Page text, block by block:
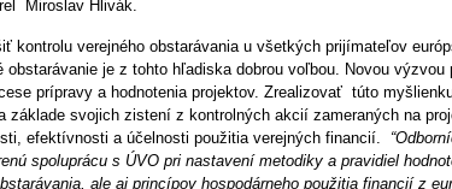
Miroslav Hlivák.
kontrolu verejného obstarávania u všetkých prijímateľov
je z tohto hľadiska dobrou voľbou. Novou výzvou
prípravy a hodnotenia projektov. Zrealizovať túto
základe svojich zistení z kontrolných akcií zameraných na
efektívnosti a účelnosti použitia verejných financií.
spoluprácu s ÚVO pri nastavení metodiky a pravidiel
ale aj princípov hospodárneho použitia financií z